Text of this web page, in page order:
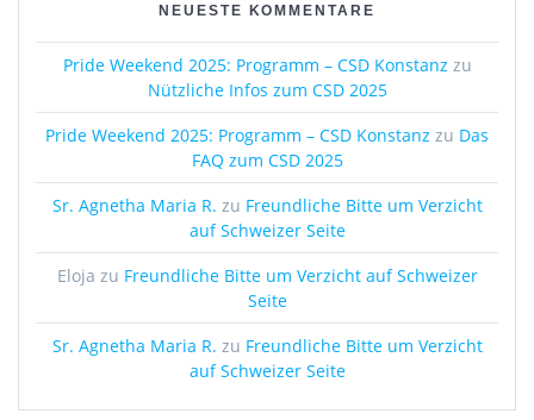
NEUESTE KOMMENTARE
Pride Weekend 2025: Programm – CSD Konstanz zu
Nützliche Infos zum CSD 2025
Pride Weekend 2025: Programm – CSD Konstanz zu Das
FAQ zum CSD 2025
Sr. Agnetha Maria R. zu Freundliche Bitte um Verzicht
auf Schweizer Seite
Eloja zu Freundliche Bitte um Verzicht auf Schweizer
Seite
Sr. Agnetha Maria R. zu Freundliche Bitte um Verzicht
auf Schweizer Seite